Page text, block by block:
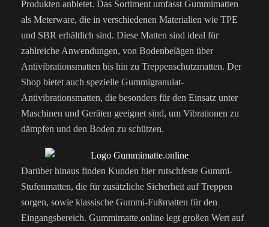
Produkten anbietet. Das Sortiment umfasst Gummimatten
als Meterware, die in verschiedenen Materialien wie TPE
und SBR erhältlich sind. Diese Matten sind ideal für
zahlreiche Anwendungen, von Bodenbelägen über
Antivibrationsmatten bis hin zu Treppenschutzmatten. Der
Shop bietet auch spezielle Gummigranulat-
Antivibrationsmatten, die besonders für den Einsatz unter
Maschinen und Geräten geeignet sind, um Vibrationen zu
dämpfen und den Boden zu schützen.
Darüber hinaus finden Kunden hier rutschfeste Gummi-
Stufenmatten, die für zusätzliche Sicherheit auf Treppen
sorgen, sowie klassische Gummi-Fußmatten für den
Eingangsbereich. Gummimatte.online legt großen Wert auf